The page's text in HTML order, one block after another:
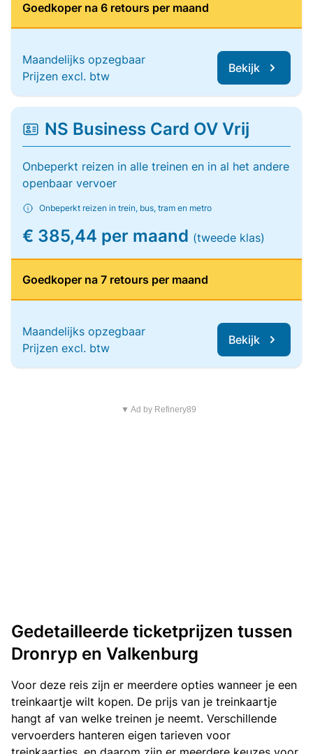
Goedkoper na 6 retours per maand
Maandelijks opzegbaar
Prijzen excl. btw
Bekijk
NS Business Card OV Vrij
Onbeperkt reizen in alle treinen en in al het andere
openbaar vervoer
Onbeperkt reizen in trein, bus, tram en metro
€ 385,44 per maand (tweede klas)
Goedkoper na 7 retours per maand
Maandelijks opzegbaar
Prijzen excl. btw
Bekijk
▼ Ad by Refinery89
Gedetailleerde ticketprijzen tussen
Dronryp en Valkenburg
Voor deze reis zijn er meerdere opties wanneer je een
treinkaartje wilt kopen. De prijs van je treinkaartje
hangt af van welke treinen je neemt. Verschillende
vervoerders hanteren eigen tarieven voor